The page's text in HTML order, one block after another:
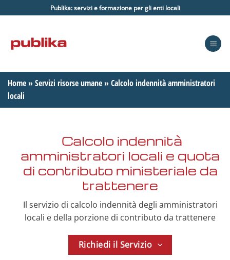
ai
Publika: servizi e formazione per gli enti locali
Home »Servizi risorse umane »Calcolo indennità amministratori
locali
Calcolo indennità
amministratori locali e quota
di contributo ministeriale da
trattenere
Il servizio di calcolo indennità degli amministratori
locali e della porzione di contributo da trattenere
Richiedi il Servizio